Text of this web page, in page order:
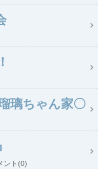
璃ちゃん家〇
ント(0)